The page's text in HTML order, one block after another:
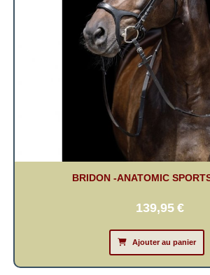
BRIDON -ANATOMIC
139,95 €
Ajouter au panier